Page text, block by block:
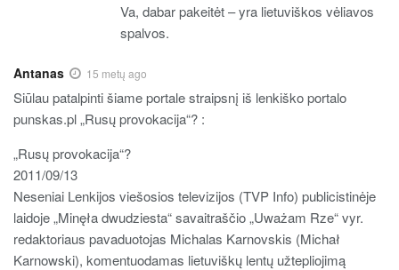
Va, dabar pakeitėt – yra lietuviškos vėliavos
spalvos.
Antanas 15 metų ago
Siūlau patalpinti šiame portale straipsnį iš lenkiško portalo
punskas.pl „Rusų provokacija“? :
„Rusų provokacija“?
2011/09/13
Neseniai Lenkijos viešosios televizijos (TVP Info) publicistinėje
laidoje „Minęła dwudziesta“ savaitraščio „Uważam Rze“ vyr.
redaktoriaus pavaduotojas Michalas Karnovskis (Michał
Karnowski), komentuodamas lietuviškų lentų užtepliojimą